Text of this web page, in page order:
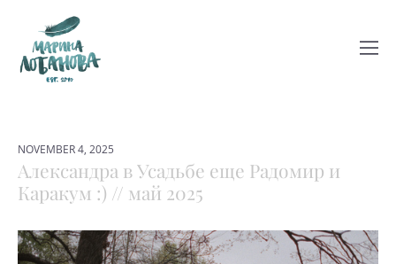
NOVEMBER 4, 2025
Александра в Усадьбе еще Радомир и
Каракум :) // май 2025